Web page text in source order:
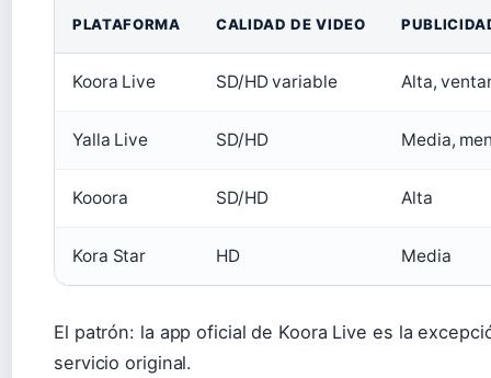
PLATAFORMA CALIDAD DE VIDEO
Koora Live SD/HD variable Alta,
Yalla Live SD/HD Media,
Kooora SD/HD Alta
Kora Star HD Media
El patrón: la app oficial de Koora Live es la
servicio original.